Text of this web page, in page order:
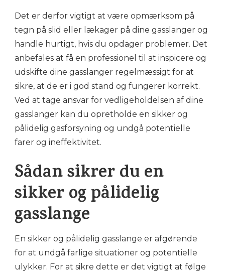
Det er derfor vigtigt at være opmærksom på
tegn på slid eller lækager på dine gasslanger og
handle hurtigt, hvis du opdager problemer. Det
anbefales at få en professionel til at inspicere og
udskifte dine gasslanger regelmæssigt for at
sikre, at de er i god stand og fungerer korrekt.
Ved at tage ansvar for vedligeholdelsen af dine
gasslanger kan du opretholde en sikker og
pålidelig gasforsyning og undgå potentielle
farer og ineffektivitet.
Sådan sikrer du en
sikker og pålidelig
gasslange
En sikker og pålidelig gasslange er afgørende
for at undgå farlige situationer og potentielle
ulykker. For at sikre dette er det vigtigt at følge